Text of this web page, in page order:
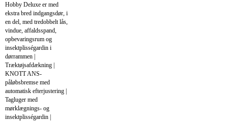
Hobby Deluxe er med
ekstra bred indgangsdør, i
en del, med tredobbelt lås,
vindue, affaldsspand,
opbevaringsrum og
insektplisségardin i
dørrammen |
Træktøjsafdækning |
KNOTT ANS-
påløbsbremse med
automatisk efterjustering |
Tagluger med
mørklægnings- og
insektplisségardin |